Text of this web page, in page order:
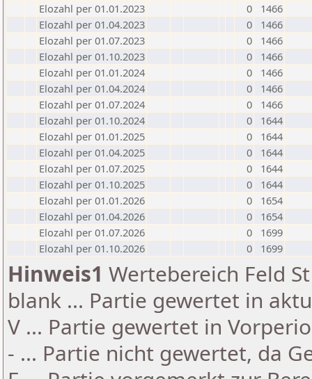
Elozahl per 01.01.2023
0
1466
Elozahl per 01.04.2023
0
1466
Elozahl per 01.07.2023
0
1466
Elozahl per 01.10.2023
0
1466
Elozahl per 01.01.2024
0
1466
Elozahl per 01.04.2024
0
1466
Elozahl per 01.07.2024
0
1466
Elozahl per 01.10.2024
0
1644
Elozahl per 01.01.2025
0
1644
Elozahl per 01.04.2025
0
1644
Elozahl per 01.07.2025
0
1644
Elozahl per 01.10.2025
0
1644
Elozahl per 01.01.2026
0
1654
Elozahl per 01.04.2026
0
1654
Elozahl per 01.07.2026
0
1699
Elozahl per 01.10.2026
0 1699
Hinweis1 Wertebereich Feld
blank ... Partie gewertet in
V ... Partie gewertet in
- ... Partie nicht gewertet, da